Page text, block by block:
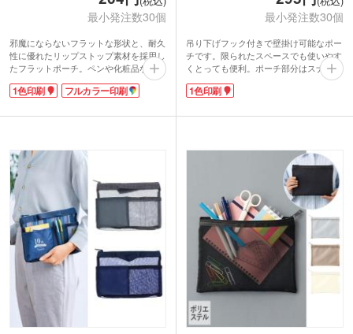
最小発注数30個
邪魔にならないフラットな形状と、耐久
性に優れたリップストップ素材を採用し
たフラットポーチ。ペンや化粧品など、
バッグの中の細かなアイテムをまとめる
のに最適なサイズ感です。柄入りのコー
ナーがスタイリッシュな印象を与えま
め、オリジナルノベルティやエンタメグ
ッズ製作にぴったりです。
1色印刷 フルカラー印刷
最小発注数30個
吊り下げフック付きで壁掛け可能なポー
チです。限られたスペースでも使いやす
くとっても便利。ポーチ部分はスナップ
ボタンで簡単に取り外せるため、必要な
ものだけ持ち出すことができます。通気
きで中身が見やすく、小物の整理も快
1色のシルク印刷が可能。ロゴを入れて
ホテルの宿泊特典や旅行関係のキャンペ
ーンにいかがでしょうか。
1色印刷